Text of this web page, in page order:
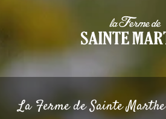
La Ferme de Sainte Marthe